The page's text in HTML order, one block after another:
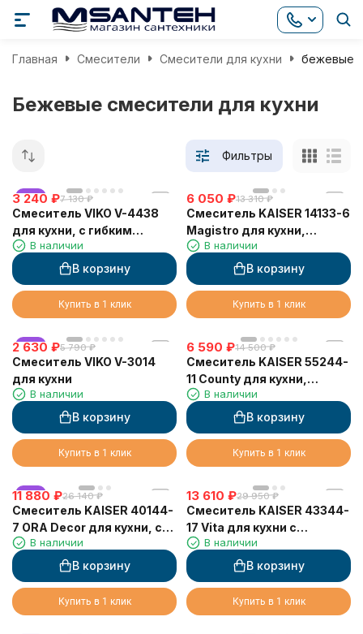
Главная Смесители Смесители для кухни бежевые
Бежевые смесители для кухни
Фильтры
хит
3 240 ₽7 130 ₽
Смеситель VIKO V-4438
для кухни, с гибким
изливом, бежевый,
однорычажный, с
подводкой, латунь,
В наличии
В корзину
Купить в 1 клик
6 050 ₽13 310 ₽
Смеситель KAISER 14133-6
Magistro для кухни,
песочный
В наличии
В корзину
Купить в 1 клик
хит
2 630 ₽5 790 ₽
Смеситель VIKO V-3014
для кухни
В наличии
В корзину
Купить в 1 клик
6 590 ₽14 500 ₽
Смеситель KAISER 55244-
11 County для кухни,
бежевый мрамор
В наличии
В корзину
Купить в 1 клик
хит
11 880 ₽26 140 ₽
Смеситель KAISER 40144-
7 ORA Decor для кухни, с
краном для питьевой
воды, бежевый мрамор
В наличии
В корзину
Купить в 1 клик
13 610 ₽29 950 ₽
Смеситель KAISER 43344-
17 Vita для кухни с
подачей фильтрованной
воды
В наличии
В корзину
Купить в 1 клик